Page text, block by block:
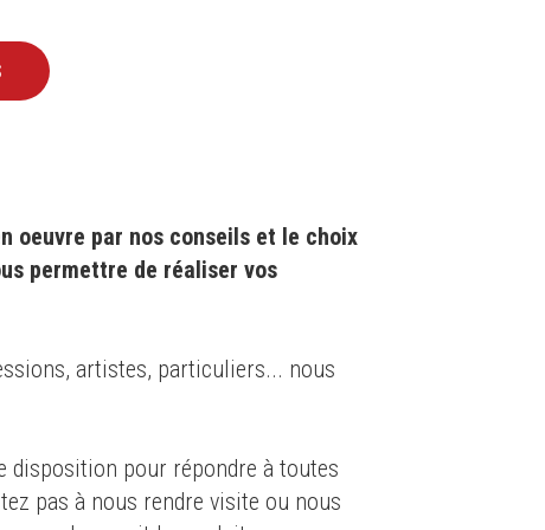
oeuvre par nos conseils et le choix
permettre de réaliser vos
artistes, particuliers... nous
disposition pour répondre à toutes
pas à nous rendre visite ou nous